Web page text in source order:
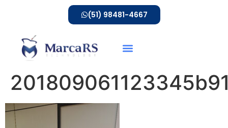
(51) 98481-4667